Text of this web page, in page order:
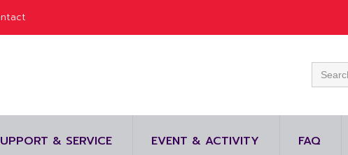
Search
for:
& SERVICE EVENT & ACTIVITY FAQ